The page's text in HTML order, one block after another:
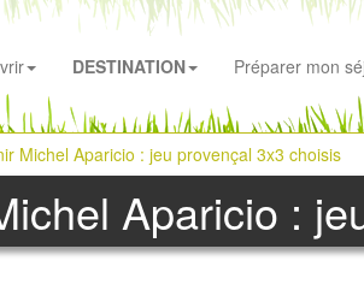
DESTINATION Préparer mon
Michel Aparicio : jeu provençal 3x3 choisis
Aparicio :